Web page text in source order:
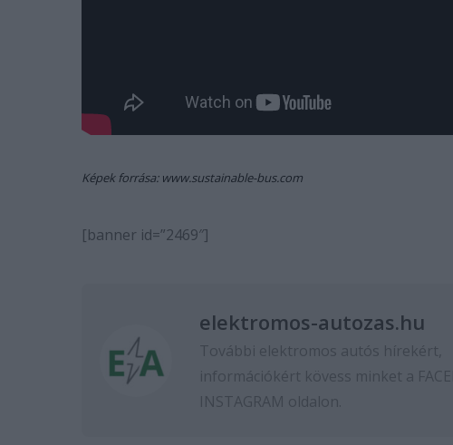
Képek forrása: www.sustainable-bus.com
[banner id=”2469″]
elektromos-autozas.hu
További elektromos autós hírekért,
információkért kövess minket a
INSTAGRAM oldalon.